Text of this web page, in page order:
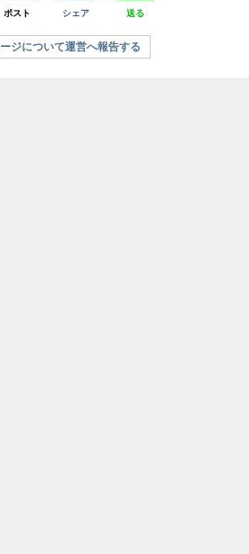
ポスト シェア 送る
ジについて運営へ報告する